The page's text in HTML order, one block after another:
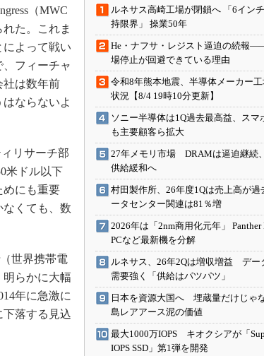
（MWC
た。これま
よって戦い
フィーチャ
社は数年前
ならないよ
リサーチ部
米ドル以下
めにも重要
くても、数
世界携帯電
らかに大幅
年に急激に
落する見込
ルネサス高崎工場が閉鎖へ 「6イン
持限界」 操業50年
He・ナフサ・レジスト逼迫の続報
場停止が回避できている理由
令和8年熊本地震、半導体メーカー
状況【8/4 19時10分更新】
ソニー半導体は1Q過去最高益、スマ
も主要顧客ら拡大
27年メモリ市場 DRAMは逼迫継続
供給緩和へ
村田製作所、26年度1Qは売上高が
ータセンター関連は81％増
2026年は「2nm商用化元年」 Panther
PCなど最新機を分解
ルネサス、26年2Qは増収増益 デー
需要強く「供給はパツパツ」
日本を資源大国へ 埋蔵量だけじゃ
島レアアース泥の価値
最大1000万IOPS キオクシアが「
IOPS SSD」第1弾を開発